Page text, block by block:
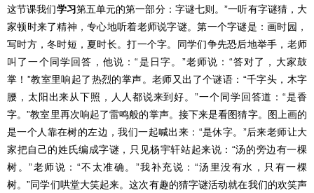
这节课我们学习第五单元的第一部分：字谜七则。”一听有字谜猜，大
家顿时来了精神，专心地听着老师说字谜。第一个字谜是：画时园，
写时方，冬时短，夏时长。打一个字。同学们争先恐后地举手，老师
叫了一个同学回答，他说：“是日字。”老师说：“答对了，大家鼓
掌！”教室里响起了热烈的掌声。老师又出了个谜语：“千字头，木字
腰，太阳出来从下照，人人都说来到好。”一个同学回答道：“是香
字。”教室里再次响起了雷鸣般的掌声。接下来是看图猜字。图上画的
是一个人靠在树的左边，我们一起喊出来：“是休字。”后来老师让大
家把自己的姓氏编成字谜，只见杨宇轩站起来说：“汤的旁边有一棵
树。”老师说：“不太准确。”我补充说：“汤里没有水，只有一棵
树。”同学们哄堂大笑起来。这次有趣的猜字谜活动就在我们的欢笑声